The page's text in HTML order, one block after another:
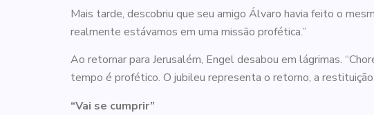
Mais tarde, descobriu que seu amigo Álvaro havia feito o
realmente estávamos em uma missão profética.”
Ao retornar para Jerusalém, Engel desabou em lágrimas.
tempo é profético. O jubileu representa o retorno, a
“Vai se cumprir”